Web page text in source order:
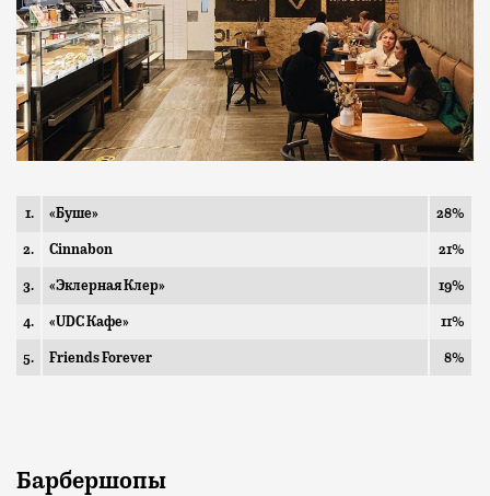
1. «Буше» 28%
2. Cinnabon 21%
3. «Эклерная Клер» 19%
4. «UDC Кафе» 11%
5. Friends Forever 8%
Барбершопы